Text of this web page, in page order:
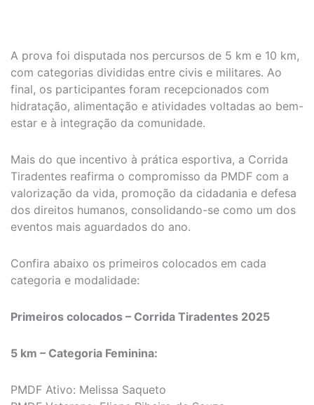
A prova foi disputada nos percursos de 5 km e 10 km,
com categorias divididas entre civis e militares. Ao
final, os participantes foram recepcionados com
hidratação, alimentação e atividades voltadas ao bem-
estar e à integração da comunidade.
Mais do que incentivo à prática esportiva, a Corrida
Tiradentes reafirma o compromisso da PMDF com a
valorização da vida, promoção da cidadania e defesa
dos direitos humanos, consolidando-se como um dos
eventos mais aguardados do ano.
Confira abaixo os primeiros colocados em cada
categoria e modalidade:
Primeiros colocados – Corrida Tiradentes 2025
5 km – Categoria Feminina:
PMDF Ativo: Melissa Saqueto